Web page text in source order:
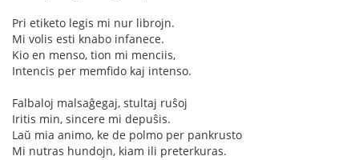
Pri etiketo legis mi nur librojn.
Mi volis esti knabo infanece.
Kio en menso, tion mi menciis,
Intencis per memfido kaj intenso.
Falbaloj malsaĝegaj, stultaj ruŝoj
Iritis min, sincere mi depuŝis.
Laŭ mia animo, ke de polmo per pankrusto
Mi nutras hundojn, kiam ili preterkuras.